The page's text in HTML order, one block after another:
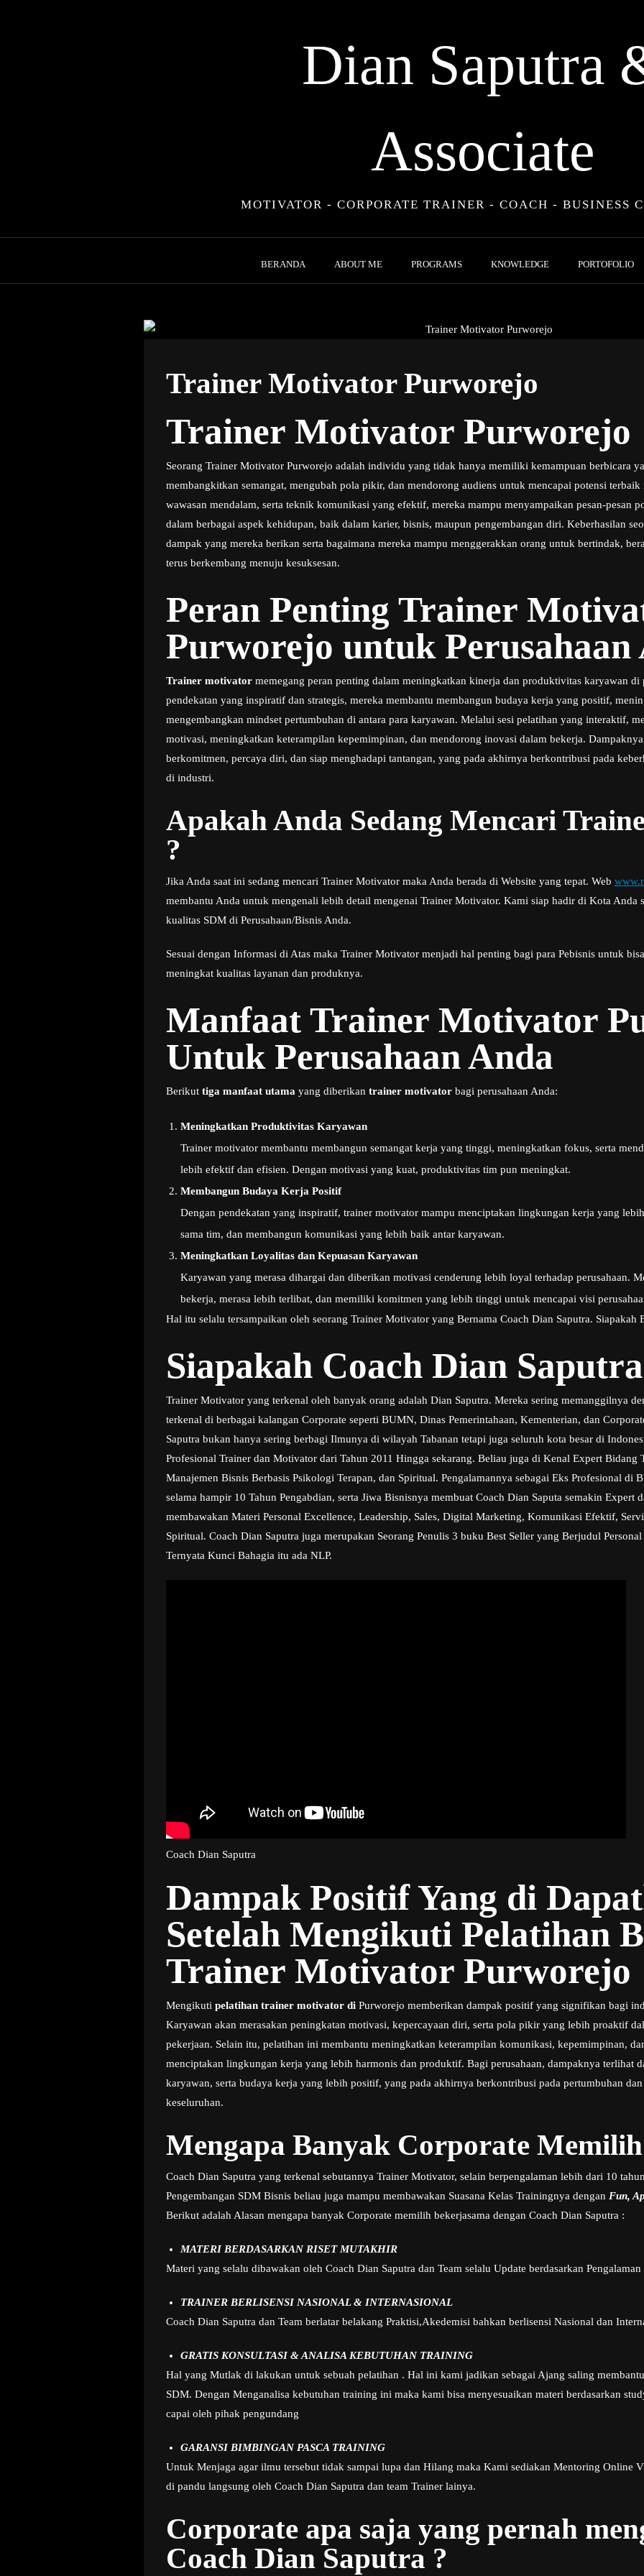
Dian Saputra
Associate
MOTIVATOR - CORPORATE TRAINER - COACH - BUSINESS
BERANDA ABOUT ME PROGRAMS KNOWLEDGE PORTOFOLIO
Trainer Motivator Purworejo
Trainer Motivator Purworejo
Seorang Trainer Motivator Purworejo adalah individu yang tidak hanya memiliki kemampuan berbicara
membangkitkan semangat, mengubah pola pikir, dan mendorong audiens untuk mencapai potensi terbaik
wawasan mendalam, serta teknik komunikasi yang efektif, mereka mampu menyampaikan pesan-pesan
dalam berbagai aspek kehidupan, baik dalam karier, bisnis, maupun pengembangan diri. Keberhasilan
dampak yang mereka berikan serta bagaimana mereka mampu menggerakkan orang untuk bertindak,
terus berkembang menuju kesuksesan.
Peran Penting Trainer
Purworejo untuk Perusahaan
Trainer motivatormemegang peran penting dalam meningkatkan kinerja dan produktivitas karyawan di
pendekatan yang inspiratif dan strategis, mereka membantu membangun budaya kerja yang positif,
mengembangkan mindset pertumbuhan di antara para karyawan. Melalui sesi pelatihan yang interaktif,
motivasi, meningkatkan keterampilan kepemimpinan, dan mendorong inovasi dalam bekerja.
berkomitmen, percaya diri, dan siap menghadapi tantangan, yang pada akhirnya berkontribusi pada
di industri.
Apakah Anda Sedang Mencari
?
Jika Anda saat ini sedang mencari Trainer Motivator maka Anda berada di Website yang tepat. Web
membantu Anda untuk mengenali lebih detail mengenai Trainer Motivator. Kami siap hadir di Kota Anda
kualitas SDM di Perusahaan/Bisnis Anda.
Sesuai dengan Informasi di Atas maka Trainer Motivator menjadi hal penting bagi para Pebisnis untuk
meningkat kualitas layanan dan produknya.
Manfaat Trainer Motivator
Untuk Perusahaan Anda
Berikut tiga manfaat utama yang diberikan trainer motivatorbagi perusahaan Anda:
Meningkatkan Produktivitas Karyawan
Trainer motivator membantu membangun semangat kerja yang tinggi, meningkatkan fokus, serta
lebih efektif dan efisien. Dengan motivasi yang kuat, produktivitas tim pun meningkat.
Membangun Budaya Kerja Positif
Dengan pendekatan yang inspiratif, trainer motivator mampu menciptakan lingkungan kerja yang
sama tim, dan membangun komunikasi yang lebih baik antar karyawan.
Meningkatkan Loyalitas dan Kepuasan Karyawan
Karyawan yang merasa dihargai dan diberikan motivasi cenderung lebih loyal terhadap perusahaan.
bekerja, merasa lebih terlibat, dan memiliki komitmen yang lebih tinggi untuk mencapai visi
Hal itu selalu tersampaikan oleh seorang Trainer Motivator yang Bernama Coach Dian Saputra. Siapakah
Siapakah Coach Dian
Trainer Motivator yang terkenal oleh banyak orang adalah Dian Saputra. Mereka sering memanggilnya
terkenal di berbagai kalangan Corporate seperti BUMN, Dinas Pemerintahaan, Kementerian, dan
Saputra bukan hanya sering berbagi Ilmunya di wilayah Tabanan tetapi juga seluruh kota besar di
Profesional Trainer dan Motivator dari Tahun 2011 Hingga sekarang. Beliau juga di Kenal Expert Bidang
Manajemen Bisnis Berbasis Psikologi Terapan, dan Spiritual. Pengalamannya sebagai Eks Profesional di
selama hampir 10 Tahun Pengabdian, serta Jiwa Bisnisnya membuat Coach Dian Saputa semakin Expert
membawakan Materi Personal Excellence, Leadership, Sales, Digital Marketing, Komunikasi Efektif,
Spiritual. Coach Dian Saputra juga merupakan Seorang Penulis 3 buku Best Seller yang Berjudul
Ternyata Kunci Bahagia itu ada NLP.
Coach Dian Saputra
Dampak Positif Yang di
Setelah Mengikuti Pelatihan
Trainer Motivator Purworejo
Mengikuti pelatihan trainer motivator di Purworejo memberikan dampak positif yang signifikan bagi
Karyawan akan merasakan peningkatan motivasi, kepercayaan diri, serta pola pikir yang lebih proaktif
pekerjaan. Selain itu, pelatihan ini membantu meningkatkan keterampilan komunikasi, kepemimpinan,
menciptakan lingkungan kerja yang lebih harmonis dan produktif. Bagi perusahaan, dampaknya terlihat
karyawan, serta budaya kerja yang lebih positif, yang pada akhirnya berkontribusi pada pertumbuhan dan
keseluruhan.
Mengapa Banyak Corporate
Coach Dian Saputra yang terkenal sebutannya Trainer Motivator, selain berpengalaman lebih dari 10
Pengembangan SDM Bisnis beliau juga mampu membawakan Suasana Kelas Trainingnya dengan Fun,
Berikut adalah Alasan mengapa banyak Corporate memilih bekerjasama dengan Coach Dian Saputra :
MATERI BERDASARKAN RISET MUTAKHIR
Materi yang selalu dibawakan oleh Coach Dian Saputra dan Team selalu Update berdasarkan
TRAINER BERLISENSI NASIONAL & INTERNASIONAL
Coach Dian Saputra dan Team berlatar belakang Praktisi,Akedemisi bahkan berlisensi Nasional dan
GRATIS KONSULTASI & ANALISA KEBUTUHAN TRAINING
Hal yang Mutlak di lakukan untuk sebuah pelatihan . Hal ini kami jadikan sebagai Ajang saling
SDM. Dengan Menganalisa kebutuhan training ini maka kami bisa menyesuaikan materi berdasarkan
capai oleh pihak pengundang
GARANSI BIMBINGAN PASCA TRAINING
Untuk Menjaga agar ilmu tersebut tidak sampai lupa dan Hilang maka Kami sediakan Mentoring Online
di pandu langsung oleh Coach Dian Saputra dan team Trainer lainya.
Corporate apa saja yang pernah
Coach Dian Saputra ?